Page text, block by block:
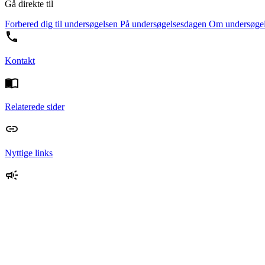
Gå direkte til
Forbered dig til undersøgelsen På undersøgelsesdagen Om
Kontakt
Relaterede sider
Nyttige links